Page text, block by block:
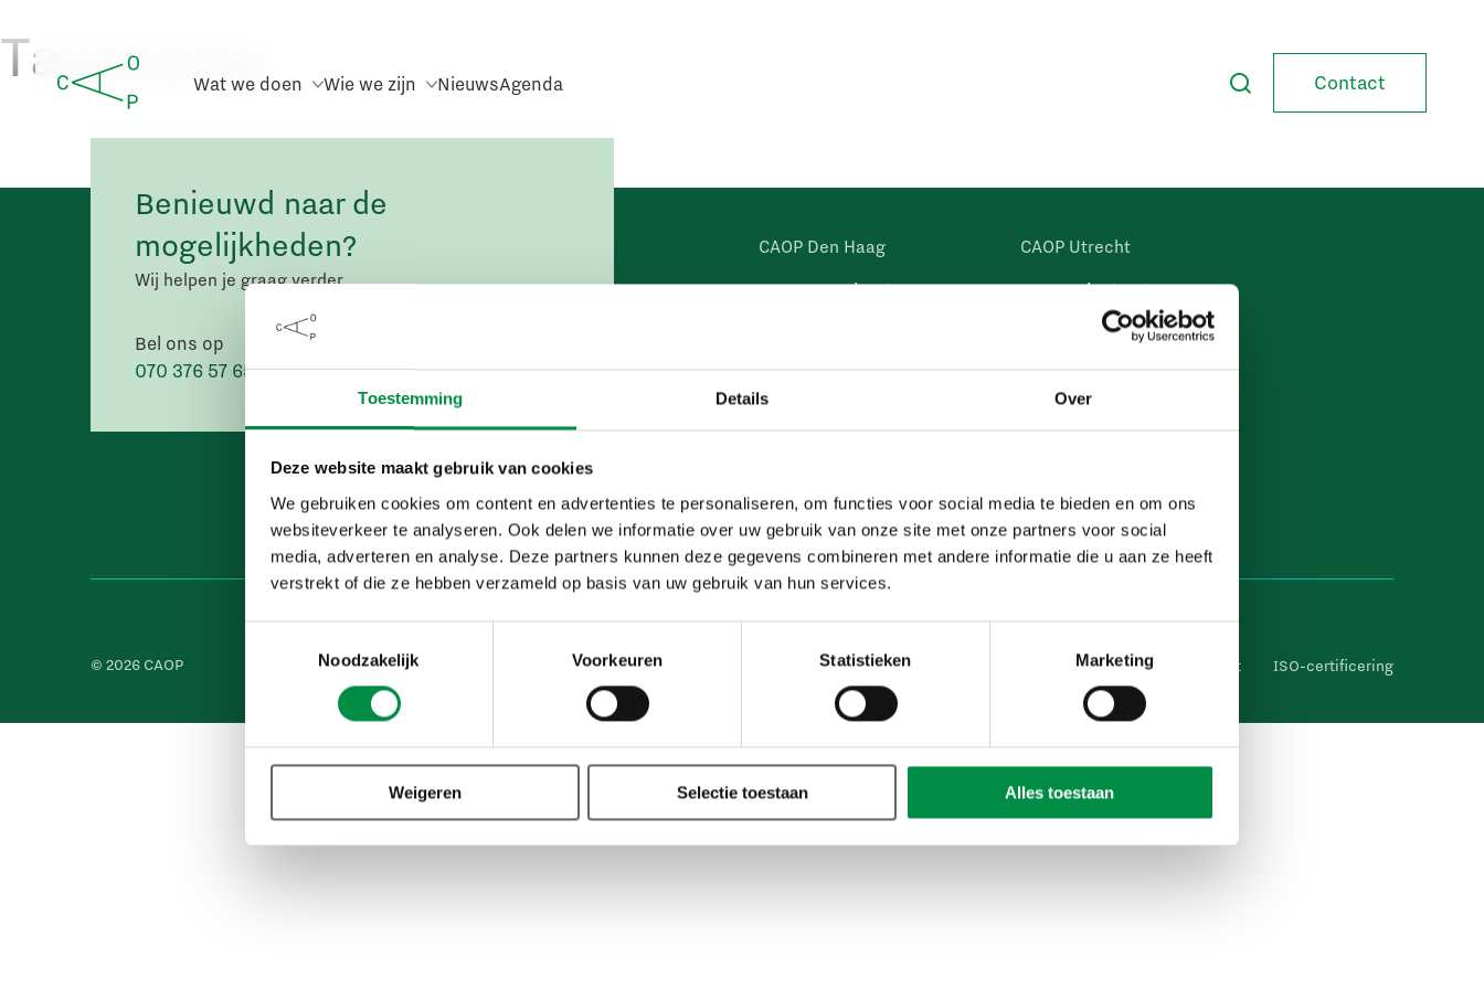
Toestemming Details Over
Deze website maakt gebruik van cookies
We gebruiken cookies om content en advertenties te personaliseren, om functies voor social media te bieden en om ons
websiteverkeer te analyseren. Ook delen we informatie over uw gebruik van onze site met onze partners voor social
media, adverteren en analyse. Deze partners kunnen deze gegevens combineren met andere informatie die u aan ze heeft
verstrekt of die ze hebben verzameld op basis van uw gebruik van hun services.
Noodzakelijk
Voorkeuren Statistieken Marketing
Weigeren Selectie toestaan Alles toestaan
Wat we doen Wie we zijn NieuwsAgenda Contact
Taxonomy
Benieuwd naar de
mogelijkheden?
Wij helpen je graag verder.
Bel ons op
070 376 57 65 info@caop.nl
CAOP Den Haag
Lange Voorhout 13
CAOP Utrecht
Lange Viestraat 371
3511 BK Utrecht
Postbus 556
© 2026 CAOP Nieuwsbrief Privacy- en cookies Algemene voorwaarden Klachtenregeling Toegankelijkheidsverklaring Cameratoezicht ISO-certificering